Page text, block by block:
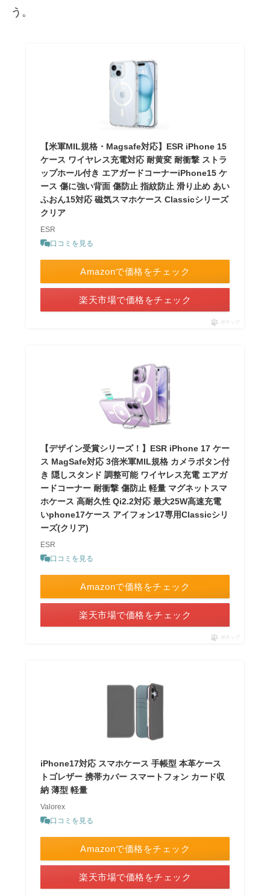
う。
【米軍MIL規格・Magsafe対応】ESR iPhone 15
ケース ワイヤレス充電対応 耐黄変 耐衝撃 ストラ
ップホール付き エアガードコーナーiPhone15 ケ
ース 傷に強い背面 傷防止 指紋防止 滑り止め あい
ふおん15対応 磁気スマホケース Classicシリーズ
クリア
ESR
口コミを見る
Amazonで価格をチェック
楽天市場で価格をチェック
ポチップ
【デザイン受賞シリーズ！】ESR iPhone 17 ケー
ス MagSafe対応 3倍米軍MIL規格 カメラボタン付
き 隠しスタンド 調整可能 ワイヤレス充電 エアガ
ードコーナー 耐衝撃 傷防止 軽量 マグネットスマ
ホケース 高耐久性 Qi2.2対応 最大25W高速充電
いphone17ケース アイフォン17専用Classicシリ
ーズ(クリア)
ESR
口コミを見る
Amazonで価格をチェック
楽天市場で価格をチェック
ポチップ
iPhone17対応 スマホケース 手帳型 本革ケース
トゴレザー 携帯カバー スマートフォン カード収
納 薄型 軽量
Valorex
口コミを見る
Amazonで価格をチェック
楽天市場で価格をチェック